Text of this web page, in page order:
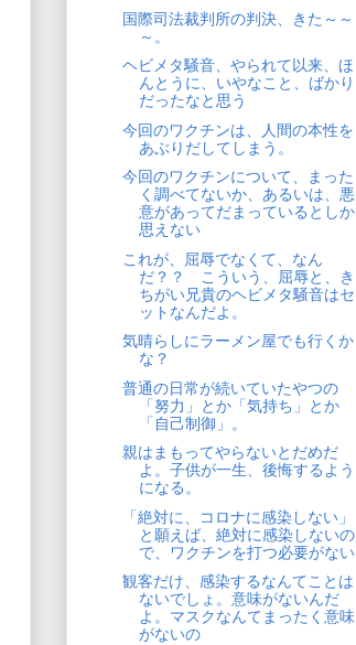
国際司法裁判所の判決、きた～～
～。
ヘビメタ騒音、やられて以来、ほ
んとうに、いやなこと、ばかり
だったなと思う
今回のワクチンは、人間の本性を
あぶりだしてしまう。
今回のワクチンについて、まった
く調べてないか、あるいは、悪
意があってだまっているとしか
思えない
これが、屈辱でなくて、なん
だ？？ こういう、屈辱と、き
ちがい兄貴のヘビメタ騒音はセ
ットなんだよ。
気晴らしにラーメン屋でも行くか
な？
普通の日常が続いていたやつの
「努力」とか「気持ち」とか
「自己制御」。
親はまもってやらないとだめだ
よ。子供が一生、後悔するよう
になる。
「絶対に、コロナに感染しない」
と願えば、絶対に感染しないの
で、ワクチンを打つ必要がない
観客だけ、感染するなんてことは
ないでしょ。意味がないんだ
よ。マスクなんてまったく意味
がないの